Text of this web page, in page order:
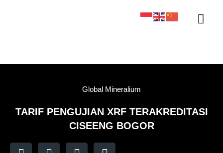
Global Mineralium
TARIF PENGUJIAN XRF TERAKREDITASI
CISEENG BOGOR